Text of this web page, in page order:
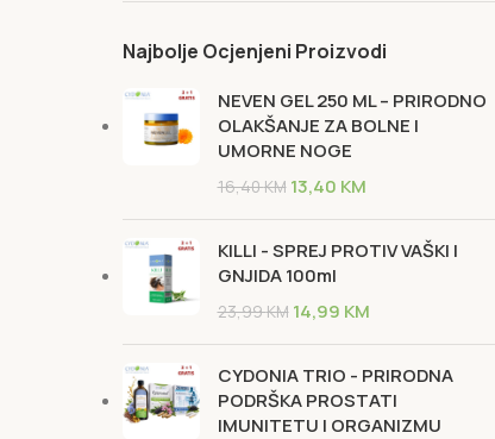
Najbolje Ocjenjeni Proizvodi
NEVEN GEL 250 ML – PRIRODNO
OLAKŠANJE ZA BOLNE I
UMORNE NOGE
16,40KM 13,40 KM
KILLI - SPREJ PROTIV VAŠKI I
GNJIDA 100ml
23,99KM 14,99 KM
CYDONIA TRIO - PRIRODNA
PODRŠKA PROSTATI
IMUNITETU I ORGANIZMU